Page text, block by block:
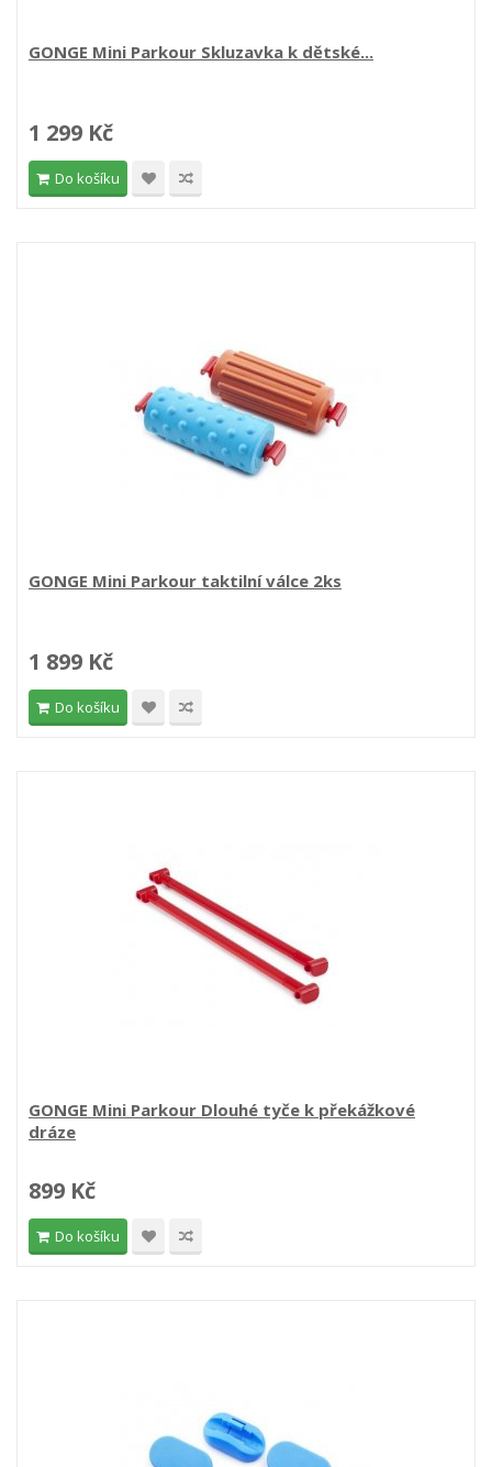
GONGE Mini Parkour Skluzavka k dětské...
1 299 Kč
Do košíku
GONGE Mini Parkour taktilní válce 2ks
1 899 Kč
Do košíku
GONGE Mini Parkour Dlouhé tyče k překážkové
dráze
899 Kč
Do košíku